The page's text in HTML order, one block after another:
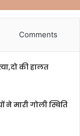
Comments
की हालत
मारी गोली स्थिति